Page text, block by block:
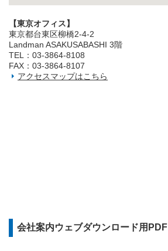
【東京オフィス】
東京都台東区柳橋2‐4‐2
Landman ASAKUSABASHI 3階
TEL：03‐3864‐8108
FAX：03‐3864‐8107
アクセスマップはこちら
会社案内ウェブダウンロード用PDF